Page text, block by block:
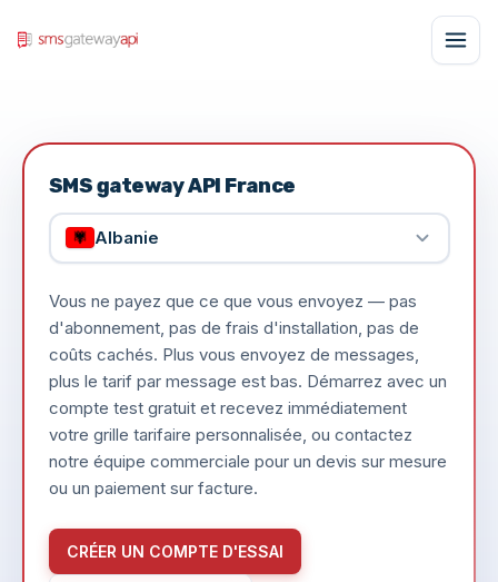
SMS gateway API France
Albanie
Vous ne payez que ce que vous envoyez — pas
d'abonnement, pas de frais d'installation, pas de
coûts cachés. Plus vous envoyez de messages,
plus le tarif par message est bas. Démarrez avec un
compte test gratuit et recevez immédiatement
votre grille tarifaire personnalisée, ou contactez
notre équipe commerciale pour un devis sur mesure
ou un paiement sur facture.
CRÉER UN COMPTE D'ESSAI